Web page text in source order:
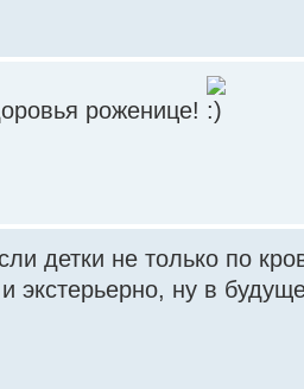
роженице!
детки не только по
экстерьерно, ну в